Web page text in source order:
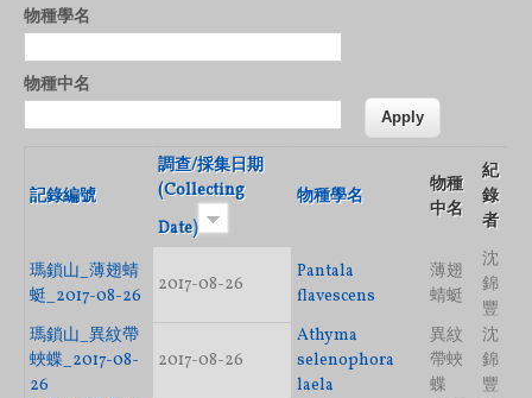
物種學名
物種中名
記錄編號
調查/採集日期
(Collecting
Date)
物種學名
物種
中名
紀
錄
者
瑪鎖山_薄翅蜻
蜓_2017-08-26
2017-08-26
Pantala
flavescens
薄翅
蜻蜓
沈
錦
豐
瑪鎖山_異紋帶
蛺蝶_2017-08-
26
2017-08-26
Athyma
selenophora
laela
異紋
帶蛺
蝶
沈
錦
豐